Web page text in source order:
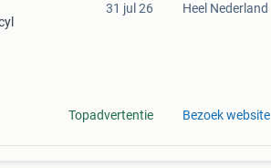
31 jul 26
Topadvertentie
Heel Nederland
Bezoek website